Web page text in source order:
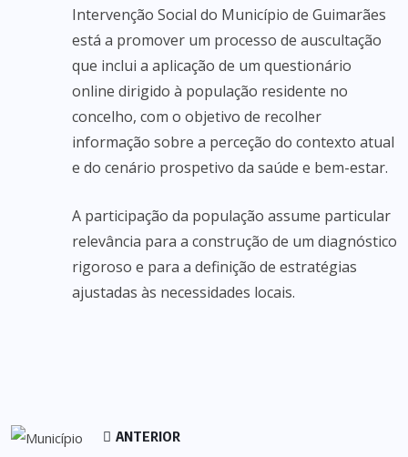
Intervenção Social do Município de Guimarães
está a promover um processo de auscultação
que inclui a aplicação de um questionário
online dirigido à população residente no
concelho, com o objetivo de recolher
informação sobre a perceção do contexto atual
e do cenário prospetivo da saúde e bem-estar.
A participação da população assume particular
relevância para a construção de um diagnóstico
rigoroso e para a definição de estratégias
ajustadas às necessidades locais.
ANTERIOR